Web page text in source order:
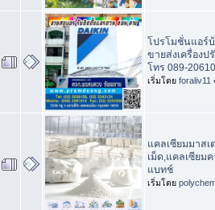
โปรโมชั่นแอร์
ขายส่งเครื่องป
โทร 089-
เริ่มโดย foraliv11
แคลเซียมมาส
เม็ด,แคลเซียม
แบทช์
เริ่มโดย